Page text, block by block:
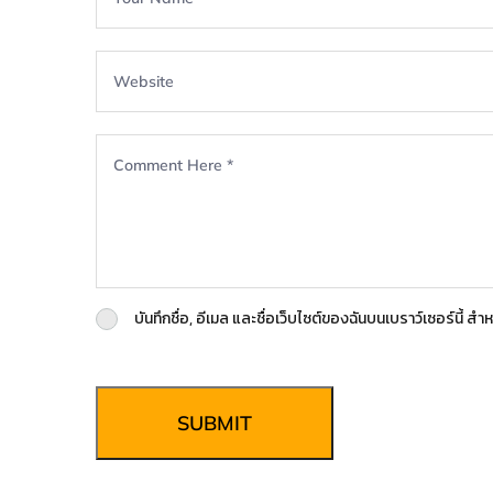
บันทึกชื่อ, อีเมล และชื่อเว็บไซต์ของฉันบนเบราว์เซอร์นี้ ส
SUBMIT